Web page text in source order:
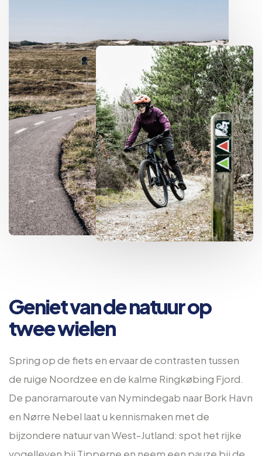
Geniet van de natuur op
twee wielen
Spring op de fiets en ervaar de contrasten tussen
de ruige Noordzee en de kalme Ringkøbing Fjord.
De panoramaroute van Nymindegab naar Bork Havn
en Nørre Nebel laat u kennismaken met de
bijzondere natuur van West-Jutland: spot het rijke